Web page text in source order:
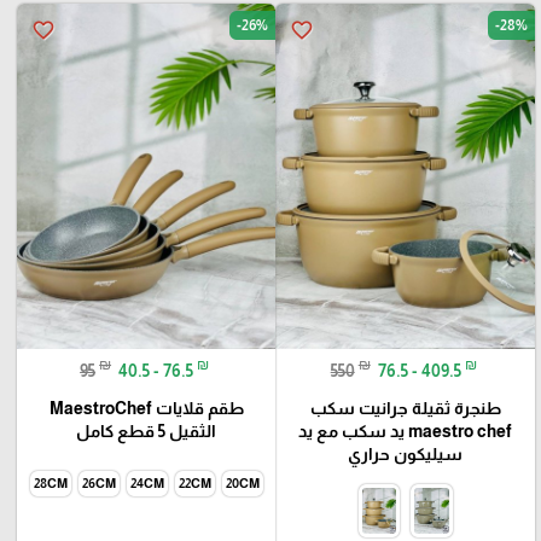
favorite_border -28%
550 ₪ 76.5 - 409.5 ₪
طنجرة ثقيلة جرانيت سكب
maestro chef يد سكب مع يد
سيليكون حراري
favorite_border -26%
95 ₪ 40.5 - 76.5 ₪
طقم قلايات MaestroChef
الثقيل 5 قطع كامل
20CM
22CM
24CM
26CM
28CM